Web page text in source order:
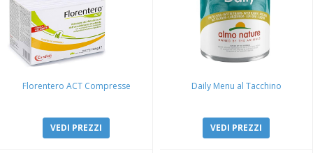
Florentero ACT Compresse
VEDI PREZZI
Daily Menu al Tacchino
VEDI PREZZI